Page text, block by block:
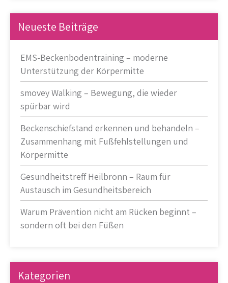
Neueste Beiträge
EMS-Beckenbodentraining – moderne
Unterstützung der Körpermitte
smovey Walking – Bewegung, die wieder
spürbar wird
Beckenschiefstand erkennen und behandeln –
Zusammenhang mit Fußfehlstellungen und
Körpermitte
Gesundheitstreff Heilbronn – Raum für
Austausch im Gesundheitsbereich
Warum Prävention nicht am Rücken beginnt –
sondern oft bei den Füßen
Kategorien